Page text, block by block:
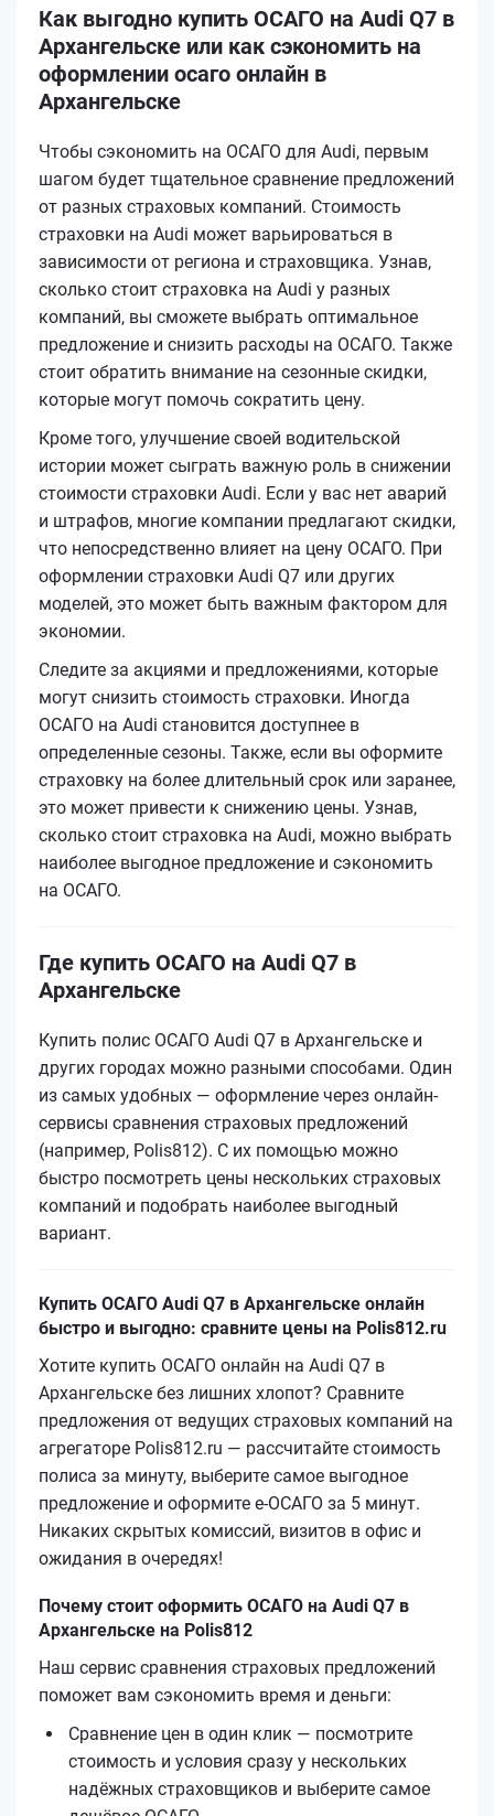
Как выгодно купить ОСАГО на Audi Q7 в
Архангельске или как сэкономить на
оформлении осаго онлайн в
Архангельске
Чтобы сэкономить на ОСАГО для Audi, первым
шагом будет тщательное сравнение предложений
от разных страховых компаний. Стоимость
страховки на Audi может варьироваться в
зависимости от региона и страховщика. Узнав,
сколько стоит страховка на Audi у разных
компаний, вы сможете выбрать оптимальное
предложение и снизить расходы на ОСАГО. Также
стоит обратить внимание на сезонные скидки,
которые могут помочь сократить цену.
Кроме того, улучшение своей водительской
истории может сыграть важную роль в снижении
стоимости страховки Audi. Если у вас нет аварий
и штрафов, многие компании предлагают скидки,
что непосредственно влияет на цену ОСАГО. При
оформлении страховки Audi Q7 или других
моделей, это может быть важным фактором для
экономии.
Следите за акциями и предложениями, которые
могут снизить стоимость страховки. Иногда
ОСАГО на Audi становится доступнее в
определенные сезоны. Также, если вы оформите
страховку на более длительный срок или заранее,
это может привести к снижению цены. Узнав,
сколько стоит страховка на Audi, можно выбрать
наиболее выгодное предложение и сэкономить
на ОСАГО.
Где купить ОСАГО на Audi Q7 в
Архангельске
Купить полис ОСАГО Audi Q7 в Архангельске и
других городах можно разными способами. Один
из самых удобных — оформление через онлайн-
сервисы сравнения страховых предложений
(например, Polis812). С их помощью можно
быстро посмотреть цены нескольких страховых
компаний и подобрать наиболее выгодный
вариант.
Купить ОСАГО Audi Q7 в Архангельске онлайн
быстро и выгодно: сравните цены на Polis812.ru
Хотите купить ОСАГО онлайн на Audi Q7 в
Архангельске без лишних хлопот? Сравните
предложения от ведущих страховых компаний на
агрегаторе Polis812.ru — рассчитайте стоимость
полиса за минуту, выберите самое выгодное
предложение и оформите е‑ОСАГО за 5 минут.
Никаких скрытых комиссий, визитов в офис и
ожидания в очередях!
Почему стоит оформить ОСАГО на Audi Q7 в
Архангельске на Polis812
Наш сервис сравнения страховых предложений
поможет вам сэкономить время и деньги:
Сравнение цен в один клик — посмотрите
стоимость и условия сразу у нескольких
надёжных страховщиков и выберите самое